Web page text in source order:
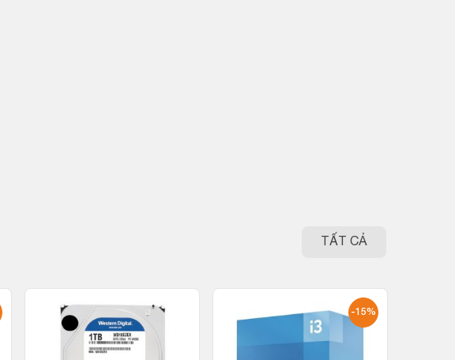
TẤT CẢ
-15%